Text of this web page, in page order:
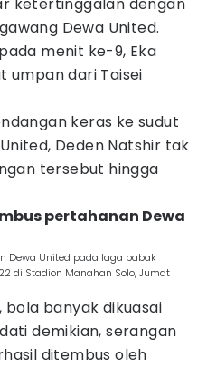
Dewa United.
menit ke-9, Eka
umpan dari Taisei
keras ke sudut
Deden Natshir tak
tersebut hingga
pertahanan Dewa
Dewa United pada laga babak
di Stadion Manahan Solo, Jumat
banyak dikuasai
demikian, serangan
ditembus oleh